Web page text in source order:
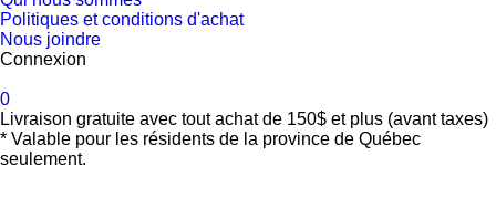
Politiques et conditions d'achat
Nous joindre
Connexion
0
Livraison gratuite avec tout achat de 150$ et plus (avant taxes)
* Valable pour les résidents de la province de Québec
seulement.